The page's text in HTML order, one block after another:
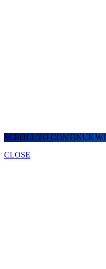
SCROLL TO CONTINUE
CLOSE